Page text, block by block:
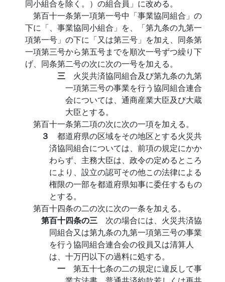
同小組合を除く。）の組合員」に改める。
第百十一条第一項第一号中「事業協同組合」の
下に「、事業協同小組合」を、「第九条の九第一
項第一号」の下に「又は第三号」を加え、同条第
一項第三号から第五号までを順次一号ずつ繰り下
げ、同条第二号の次に次の一号を加える。
三 火災共済協同組合及び第九条の九第
一項第三号の事業を行う協同組合連合
会については、通商産業大臣及び大蔵
大臣とする。
第百十一条第二項の次に次の一項を加える。
３ 都道府県の区域をその地区とする火災共
済協同組合については、前項の規定にかか
わらず、主務大臣は、政令の定めるところ
により、設立の認可その他この法律による
権限の一部を都道府県知事に委任するもの
とする。
第百十四条の二の次に次の一条を加える。
第百十四条の三 次の場合には、火災共済協
同組合又は第九条の九第一項第三号の事業
を行う協同組合連合会の役員又は清算人
は、十万円以下の過料に処する。
一 第五十七条の二の規定に違反して事